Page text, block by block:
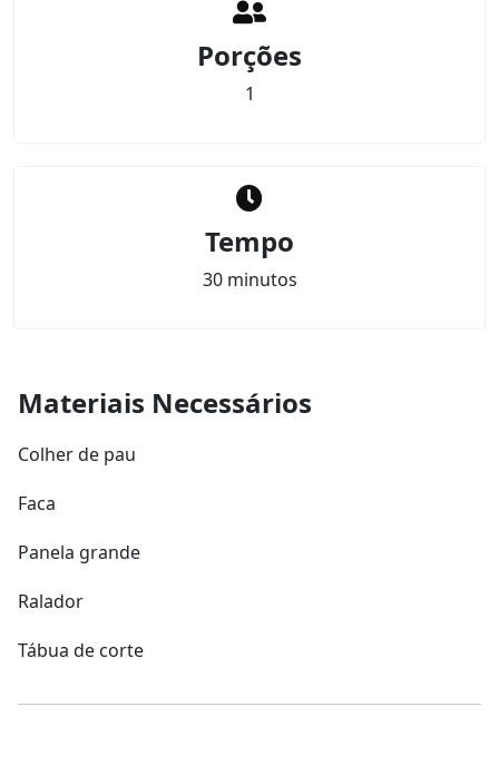
Porções
1
Tempo
30 minutos
Materiais Necessários
Colher de pau
Faca
Panela grande
Ralador
Tábua de corte